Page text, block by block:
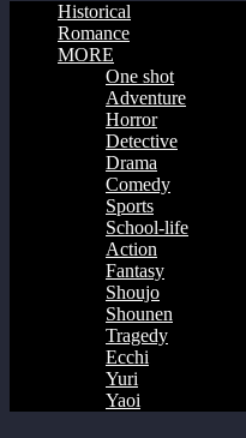
Historical
Romance
MORE
One shot
Adventure
Horror
Detective
Drama
Comedy
Sports
School-life
Action
Fantasy
Shoujo
Shounen
Tragedy
Ecchi
Yuri
Yaoi